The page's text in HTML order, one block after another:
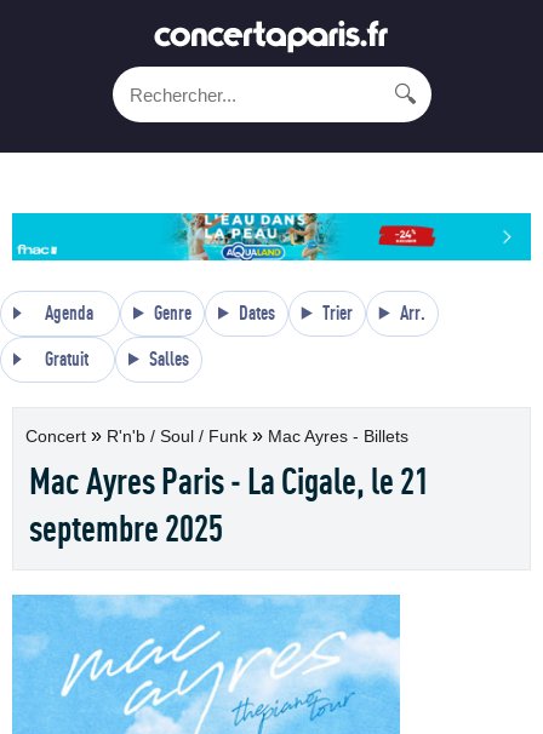
🔍
Agenda Genre Dates Trier Arr.
Gratuit Salles
Concert » R'n'b / Soul / Funk » Mac Ayres - Billets
Mac Ayres Paris - La Cigale, le 21
septembre 2025